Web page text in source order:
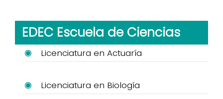
EDEC Escuela de Ciencias
Licenciatura en Actuaría
Licenciatura en Biología